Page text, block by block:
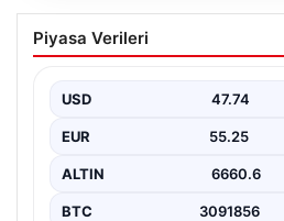
Manchester United
Altay Bayındır’ın yeni
Piyasa Verileri
USD 47.74
EUR 55.25
ALTIN 6660.6
BTC 3091856